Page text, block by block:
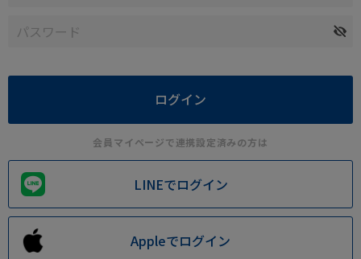
会員マイページで連携設定済みの方は
LINEでログイン
Appleでログイン